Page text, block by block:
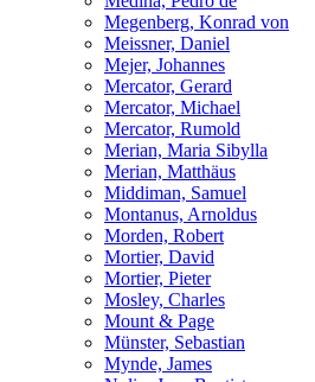
Megenberg, Konrad von
Meissner, Daniel
Mejer, Johannes
Mercator, Gerard
Mercator, Michael
Mercator, Rumold
Merian, Maria Sibylla
Merian, Matthäus
Middiman, Samuel
Montanus, Arnoldus
Morden, Robert
Mortier, David
Mortier, Pieter
Mosley, Charles
Mount & Page
Münster, Sebastian
Mynde, James